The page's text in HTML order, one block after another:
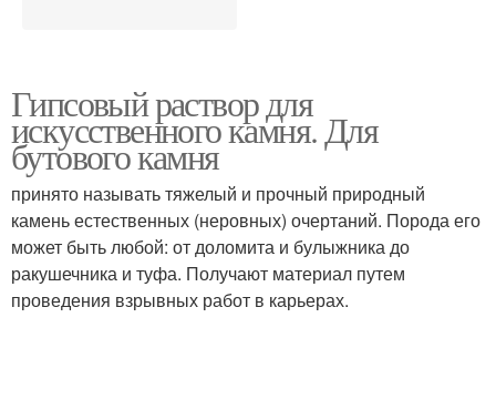
Гипсовый раствор для
искусственного камня. Для
бутового камня
принято называть тяжелый и прочный природный
камень естественных (неровных) очертаний. Порода его
может быть любой: от доломита и булыжника до
ракушечника и туфа. Получают материал путем
проведения взрывных работ в карьерах.